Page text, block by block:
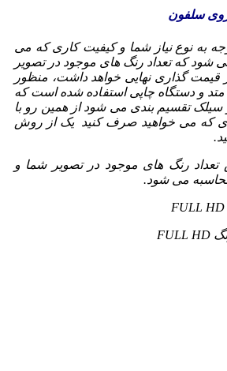
سلفون
به نوع نیاز شما و کیفیت کاری که می
شود که تعداد رنگ های موجود در تصویر
قیمت گذاری نهایی خواهد داشت، منظور
متد و دستگاه چاپی استفاده شده است که
سیلک تقسیم بندی می شود از همین رو با
ای که می خواهید صرف کنید یک از روش
رنگ های موجود در تصویر شما و
می شود.